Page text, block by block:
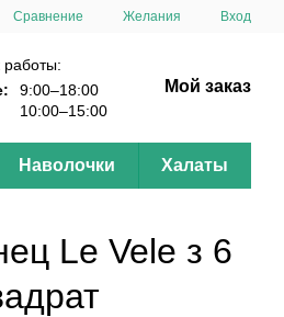
Сравнение Желания Вход
работы:
9:00–18:00
10:00–15:00
Мой заказ
Наволочки Халаты
Le Vele з 6